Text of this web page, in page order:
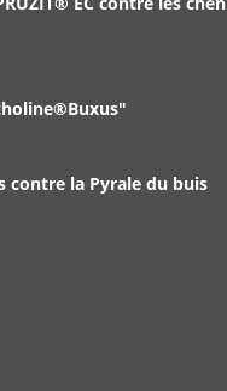
contre la Pyrale du buis